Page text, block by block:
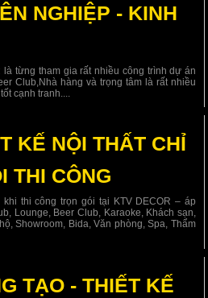
NGHIỆP - KINH
là từng tham gia rất nhiều công trình dự án
Club,Nhà hàng và trọng tâm là rất nhiều
cạnh tranh....
KẾ NỘI THẤT CHỈ
THI CÔNG
khi thi công trọn gói tại KTV DECOR – áp
Lounge, Beer Club, Karaoke, Khách sạn,
Showroom, Bida, Văn phòng, Spa, Thẩm
TẠO - THIẾT KẾ